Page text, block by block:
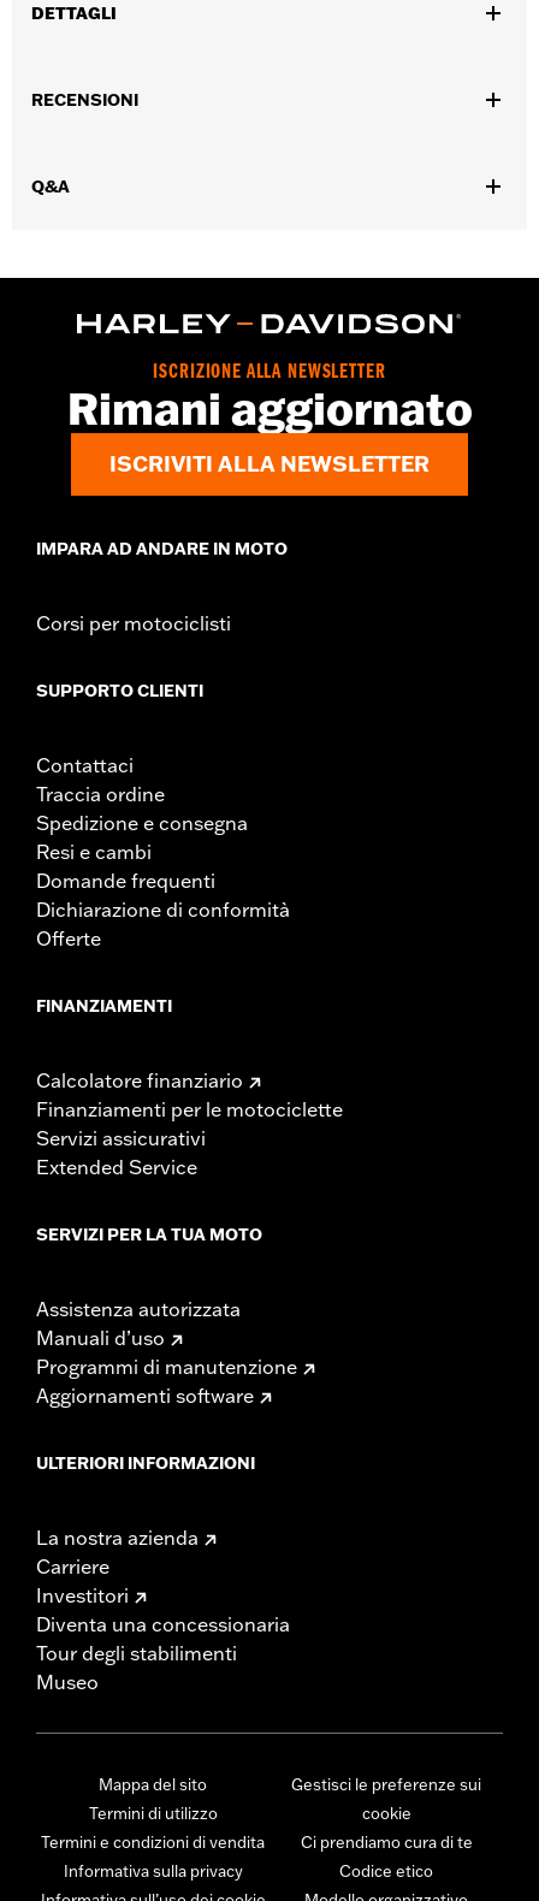
DETTAGLI
Caratteristiche funzionali:
www.h-d.com/warranty
Shop To Be:Dry
Origine:Importata
RECENSIONI
Q&A
ISCRIZIONE ALLA NEWSLETTER
Rimani aggiornato
ISCRIVITI ALLA NEWSLETTER
IMPARA AD ANDARE IN MOTO
Corsi per motociclisti
SUPPORTO CLIENTI
Contattaci
Traccia ordine
Spedizione e consegna
Resi e cambi
Domande frequenti
Dichiarazione di conformità
Offerte
FINANZIAMENTI
Calcolatore finanziario
Finanziamenti per le motociclette
Servizi assicurativi
Extended Service
SERVIZI PER LA TUA MOTO
Assistenza autorizzata
Manuali d’uso
Programmi di manutenzione
Aggiornamenti software
ULTERIORI INFORMAZIONI
La nostra azienda
Carriere
Investitori
Diventa una concessionaria
Tour degli stabilimenti
Museo
Mappa del sito
Termini di utilizzo
Termini e condizioni di vendita
Informativa sulla privacy
Gestisci le preferenze sui
cookie
Ci prendiamo cura di te
Codice etico